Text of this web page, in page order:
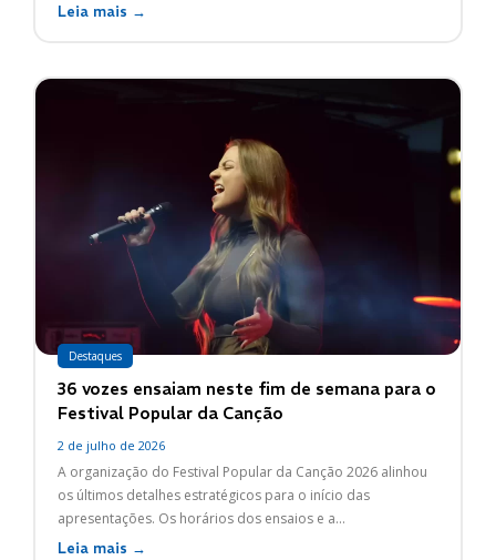
Leia mais →
Destaques
36 vozes ensaiam neste fim de semana para o
Festival Popular da Canção
2 de julho de 2026
A organização do Festival Popular da Canção 2026 alinhou
os últimos detalhes estratégicos para o início das
apresentações. Os horários dos ensaios e a...
Leia mais →